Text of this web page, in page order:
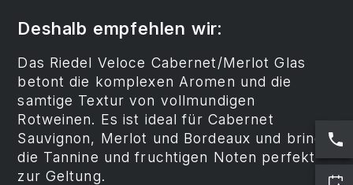
Deshalb empfehlen wir:
Das Riedel Veloce Cabernet/Merlot Glas
betont die komplexen Aromen und die
samtige Textur von vollmundigen
Rotweinen. Es ist ideal für Cabernet
Sauvignon, Merlot und Bordeaux und bringt
die Tannine und fruchtigen Noten perfekt
zur Geltung.